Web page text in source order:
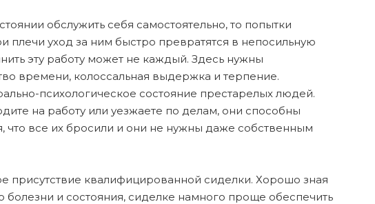
обслужить себя самостоятельно, то попытки
плечи уход за ним быстро превратятся в непосильную
эту работу может не каждый. Здесь нужны
времени, колоссальная выдержка и терпение.
психологическое состояние престарелых людей.
на работу или уезжаете по делам, они способны
что все их бросили и они не нужны даже собственным
присутствие квалифицированной сиделки. Хорошо зная
болезни и состояния, сиделке намного проще обеспечить